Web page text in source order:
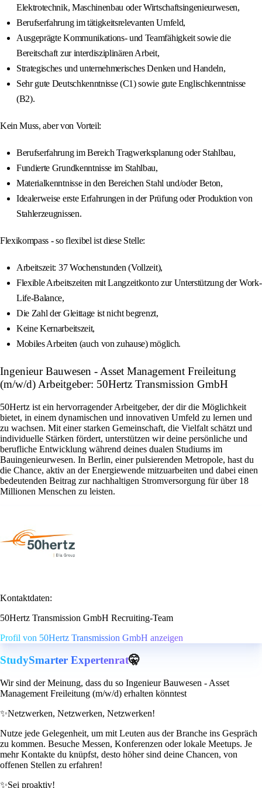
Elektrotechnik, Maschinenbau oder Wirtschaftsingenieurwesen,
Berufserfahrung im tätigkeitsrelevanten Umfeld,
Ausgeprägte Kommunikations- und Teamfähigkeit sowie die
Bereitschaft zur interdisziplinären Arbeit,
Strategisches und unternehmerisches Denken und Handeln,
Sehr gute Deutschkenntnisse (C1) sowie gute Englischkenntnisse
(B2).
Kein Muss, aber von Vorteil:
Berufserfahrung im Bereich Tragwerksplanung oder Stahlbau,
Fundierte Grundkenntnisse im Stahlbau,
Materialkenntnisse in den Bereichen Stahl und/oder Beton,
Idealerweise erste Erfahrungen in der Prüfung oder Produktion von
Stahlerzeugnissen.
Flexikompass - so flexibel ist diese Stelle:
Arbeitszeit: 37 Wochenstunden (Vollzeit),
Flexible Arbeitszeiten mit Langzeitkonto zur Unterstützung der Work-
Life-Balance,
Die Zahl der Gleittage ist nicht begrenzt,
Keine Kernarbeitszeit,
Mobiles Arbeiten (auch von zuhause) möglich.
Ingenieur Bauwesen - Asset Management Freileitung
(m/w/d) Arbeitgeber: 50Hertz Transmission GmbH
50Hertz ist ein hervorragender Arbeitgeber, der dir die Möglichkeit
bietet, in einem dynamischen und innovativen Umfeld zu lernen und
zu wachsen. Mit einer starken Gemeinschaft, die Vielfalt schätzt und
individuelle Stärken fördert, unterstützen wir deine persönliche und
berufliche Entwicklung während deines dualen Studiums im
Bauingenieurwesen. In Berlin, einer pulsierenden Metropole, hast du
die Chance, aktiv an der Energiewende mitzuarbeiten und dabei einen
bedeutenden Beitrag zur nachhaltigen Stromversorgung für über 18
Millionen Menschen zu leisten.
Kontaktdaten:
50Hertz Transmission GmbH Recruiting-Team
Profil von 50Hertz Transmission GmbH anzeigen
StudySmarter Expertenrat🤫
Wir sind der Meinung, dass du so Ingenieur Bauwesen - Asset
Management Freileitung (m/w/d) erhalten könntest
✨Netzwerken, Netzwerken, Netzwerken!
Nutze jede Gelegenheit, um mit Leuten aus der Branche ins Gespräch
zu kommen. Besuche Messen, Konferenzen oder lokale Meetups. Je
mehr Kontakte du knüpfst, desto höher sind deine Chancen, von
offenen Stellen zu erfahren!
✨Sei proaktiv!